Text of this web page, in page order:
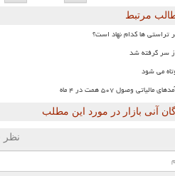
مرتبط
تراستی ها کدام نهاد است؟
سر گرفته شد
می شود
آنی بازار در مورد این مطلب
نظر